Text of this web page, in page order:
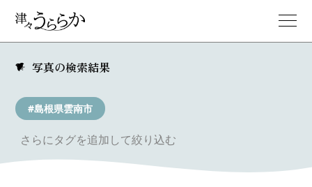
写真の検索結果
#島根県雲南市
さらにタグを追加して絞り込む